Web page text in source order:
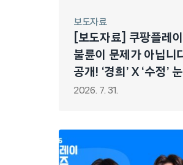
보도자료
[보도자료] 쿠팡플레
불륜이 문제가 아닙니
공개! ‘경희’ X ‘수정’
스타일링 스틸 공개! “
2026. 7. 31.